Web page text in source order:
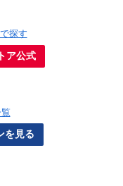
探す
ア公式
を見る